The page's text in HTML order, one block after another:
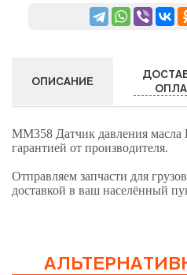
ОПИСАНИЕ
ММ358 Датчик давления масла
гарантией от производителя.
Отправляем запчасти для
доставкой в ваш населённый